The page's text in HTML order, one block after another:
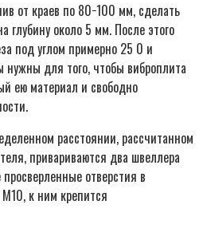
от краев по 80−100 мм, сделать
глубину около 5 мм. После этого
под углом примерно 25 0 и
нужны для того, чтобы виброплита
ею материал и свободно
расстоянии, рассчитанном
привариваются два швеллера
отверстия в
к ним крепится